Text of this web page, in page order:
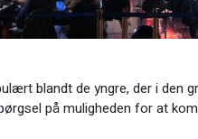
blandt de yngre, der i den
på muligheden for at